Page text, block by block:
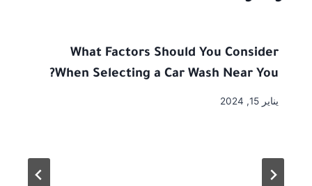
What Factors Should You Consider
When Selecting a Car Wash Near You?
يناير 15, 2024